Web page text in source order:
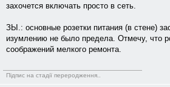
захочется включать просто в сеть.
ЗЫ.: основные розетки питания (в стене)
изумлению не было предела. Отмечу, что
соображений мелкого ремонта.
Підпис на стадії переродження..